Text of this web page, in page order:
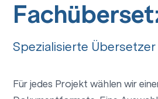
Spezialisierte
Für jedes Projekt wählen wir